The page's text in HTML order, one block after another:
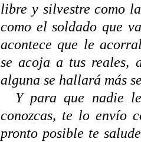
libre y silvestre como
como el soldado que
acontece que le
se acoja a tus reales,
alguna se hallará más
Y para que nadie
conozcas, te lo envío
pronto posible te